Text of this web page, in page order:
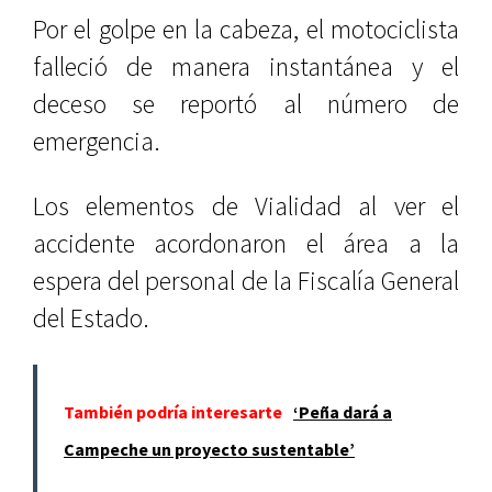
Por el golpe en la cabeza, el motociclista
falleció de manera instantánea y el
deceso se reportó al número de
emergencia.
Los elementos de Vialidad al ver el
accidente acordonaron el área a la
espera del personal de la Fiscalía General
del Estado.
También podría interesarte ‘Peña dará a
Campeche un proyecto sustentable’